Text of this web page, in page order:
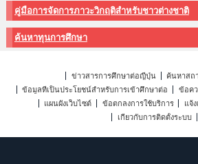
คู่มือการจัดการภาวะวิกฤติสำหรับชาวต่างชาติ
ค้นหาทุนการศึกษา
ข่าวสารการศึกษาต่อญี่ปุ่น
ค้นหาสถ
ข้อมูลที่เป็นประโยชน์สำหรับการเข้าศึกษาต่อ
ข้อค
แผนผังเว็บไซต์
ข้อตกลงการใช้บริการ
แจ้
เกี่ยวกับการติดตั้งระบบ